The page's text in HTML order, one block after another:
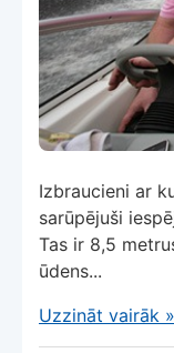
Izbraucieni ar
sarūpējuši
Tas ir 8,5
ūdens...
Uzzināt vairāk »